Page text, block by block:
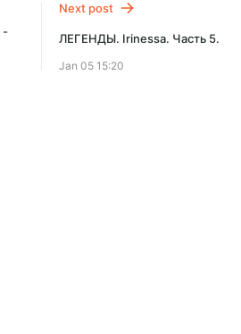
-
Next post
ЛЕГЕНДЫ. Irinessa. Часть 5.
Jan 05 15:20